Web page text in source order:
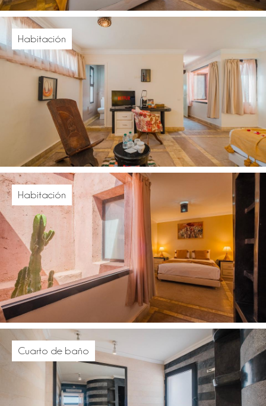
Habitación
Habitación
Cuarto de baño